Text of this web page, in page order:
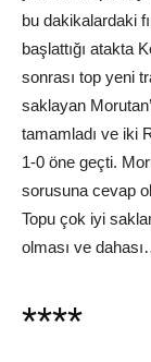
bu dakikalardaki
başlattığı atakta
sonrası top yeni
saklayan
tamamladı ve iki
1-0 öne geçti.
sorusuna cevap
Topu çok iyi
olması ve
****